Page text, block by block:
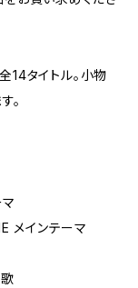
14タイトル。小物
。
メインテーマ